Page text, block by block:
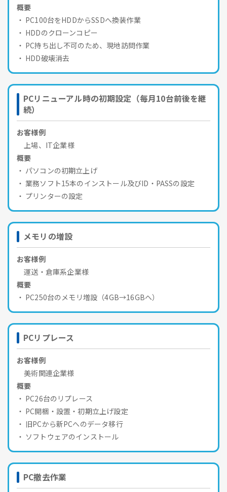
概要
PC100台をHDDからSSDへ換装作業
HDDのクローンコピー
PC持ち出し不可のため、現地訪問作業
HDD破壊消去
PCリニューアル時の初期設定（毎月10台前後を継
続）
お客様例
上場、IT企業様
概要
パソコンの初期立上げ
業務ソフト15本のインストール及びID・PASSの設定
プリンターの設定
メモリの増設
お客様例
運送・倉庫系企業様
概要
PC250台のメモリ増設（4GB→16GBへ）
PCリプレース
お客様例
美術関連企業様
概要
PC26台のリプレース
PC開梱・設置・初期立上げ設定
旧PCから新PCへのデータ移行
ソフトウェアのインストール
PC撤去作業